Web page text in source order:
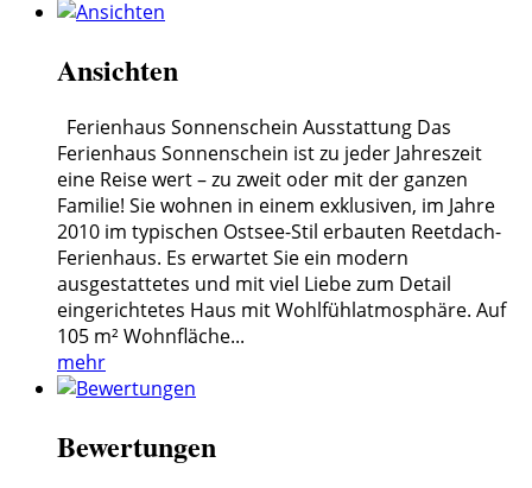
Ansichten
Ferienhaus Sonnenschein Ausstattung Das
Ferienhaus Sonnenschein ist zu jeder Jahreszeit
eine Reise wert – zu zweit oder mit der ganzen
Familie! Sie wohnen in einem exklusiven, im Jahre
2010 im typischen Ostsee-Stil erbauten Reetdach-
Ferienhaus. Es erwartet Sie ein modern
ausgestattetes und mit viel Liebe zum Detail
eingerichtetes Haus mit Wohlfühlatmosphäre. Auf
105 m² Wohnfläche...
mehr
Bewertungen